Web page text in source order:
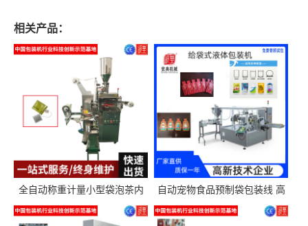
相关产品：
全自动称重计量小型袋泡茶内
外袋包装机三角包茶叶包装机
自动宠物食品预制袋包装线 高
精度称重分装给袋式包装机